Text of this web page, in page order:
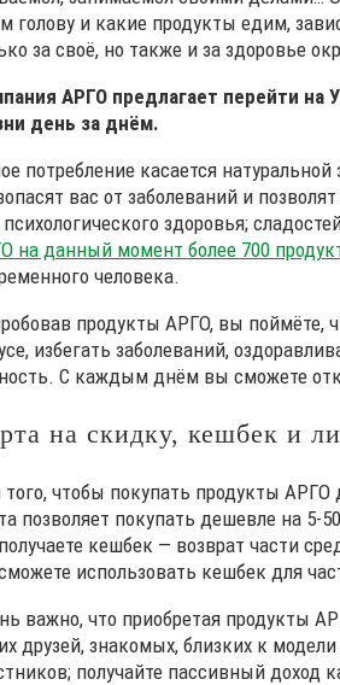
голову и какие продукты едим,
за своё, но также и за здоровье
АРГО предлагает перейти на
день за днём.
потребление касается
вас от заболеваний и
здоровья;
на данный момент более 700
человека.
продукты АРГО, вы поймёте,
избегать заболеваний,
С каждым днём вы сможете
на скидку, кешбек и
того, чтобы покупать продукты
позволяет покупать дешевле на 5-
кешбек — возврат части
использовать кешбек для
важно, что приобретая продукты
друзей, знакомых, близких к
получайте пассивный доход